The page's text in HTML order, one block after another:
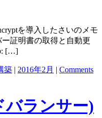
を導入したさいのメモ
ー証明書の取得と自動更
[…]
築 | 2016年2月 | Comments
バランサー)